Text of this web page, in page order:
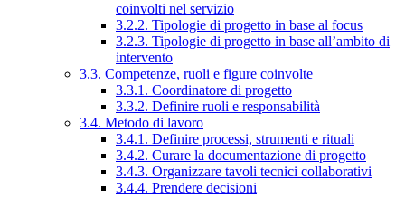
coinvolti nel servizio
3.2.2. Tipologie di progetto in base al focus
3.2.3. Tipologie di progetto in base all’ambito di
intervento
3.3. Competenze, ruoli e figure coinvolte
3.3.1. Coordinatore di progetto
3.3.2. Definire ruoli e responsabilità
3.4. Metodo di lavoro
3.4.1. Definire processi, strumenti e rituali
3.4.2. Curare la documentazione di progetto
3.4.3. Organizzare tavoli tecnici collaborativi
3.4.4. Prendere decisioni